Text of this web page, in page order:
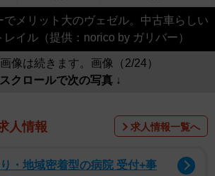
でメリット大のヴェゼル。中古車らしい
イル（提供：norico by ガリバー）
像は続きます。画像（2/24）
クロールで次の写真 ↓
人情報 求人情報一覧へ
・地域密着型の病院 受付+事